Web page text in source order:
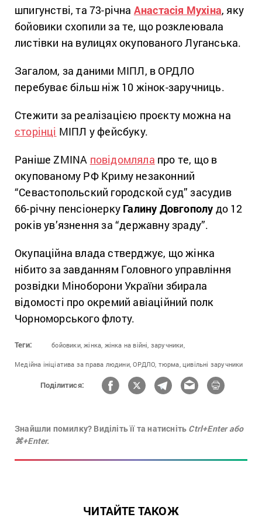
шпигунстві, та 73-річна Анастасія Мухіна, яку
бойовики схопили за те, що розклеювала
листівки на вулицях окупованого Луганська.
Загалом, за даними МІПЛ, в ОРДЛО
перебуває більш ніж 10 жінок-заручниць.
Стежити за реалізацією проєкту можна на
сторінці МІПЛ у фейсбуку.
Раніше ZMINA повідомляла про те, що в
окупованому РФ Криму незаконний
“Севастопольский городской суд” засудив
66-річну пенсіонерку Галину Довгополу до 12
років ув’язнення за “державну зраду”.
Окупаційна влада стверджує, що жінка
нібито за завданням Головного управління
розвідки Міноборони України збирала
відомості про окремий авіаційний полк
Чорноморського флоту.
Теги: бойовики, жінка, жінка на війні, заручники,
Медійна ініціатива за права людини, ОРДЛО, тюрма, цивільні заручники
Поділитися:
Знайшли помилку? Виділіть її та натисніть Ctrl+Enter або
⌘+Enter.
ЧИТАЙТЕ ТАКОЖ